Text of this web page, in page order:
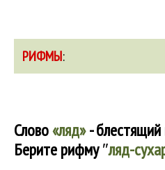
РИФМЫ:
Слово«ляд»- блестящий
Берите рифму″ляд-